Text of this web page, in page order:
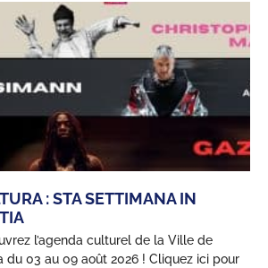
: STA SETTIMANA IN
l’agenda culturel de la Ville de
du 03 au 09 août 2026 ! Cliquez ici pour